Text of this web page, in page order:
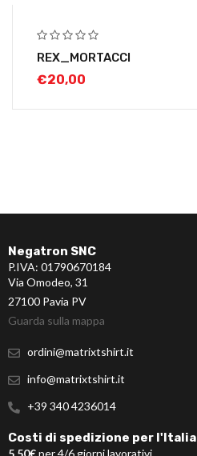
REX_MORTACCI
€20,00
Negatron SNC
P.IVA: 01790670184
Via Omodeo, 31
27100 Pavia PV
Guarda sulla mappa
ordini@matrixtshirt.it
info@matrixtshirt.it
+39 340 4236014
Costi di spedizione per l'Italia